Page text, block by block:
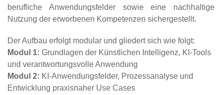
berufliche Anwendungsfelder sowie eine nachhaltige
Nutzung der erworbenen Kompetenzen sichergestellt.
Der Aufbau erfolgt modular und gliedert sich wie folgt:
Modul 1: Grundlagen der Künstlichen Intelligenz, KI‑Tools
und verantwortungsvolle Anwendung
Modul 2: KI‑Anwendungsfelder, Prozessanalyse und
Entwicklung praxisnaher Use Cases